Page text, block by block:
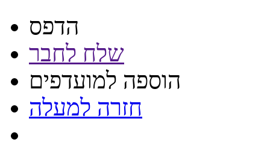
הדפס
שלח לחבר
הוספה למועדפים
חזרה למעלה